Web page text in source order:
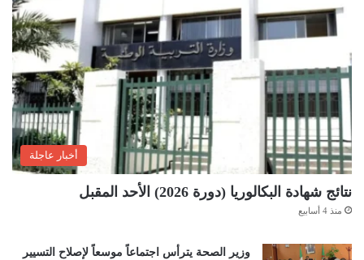
أخبار عاجلة
نتائج شهادة البكالوريا (دورة 2026) الأحد المقبل
منذ 4 أسابيع
وزير الصحة يترأس اجتماعاً موسعاً لإصلاح التسيير